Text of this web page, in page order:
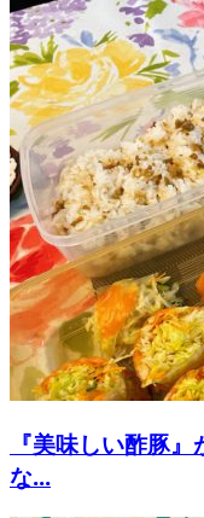
『美味しい酢豚
な...